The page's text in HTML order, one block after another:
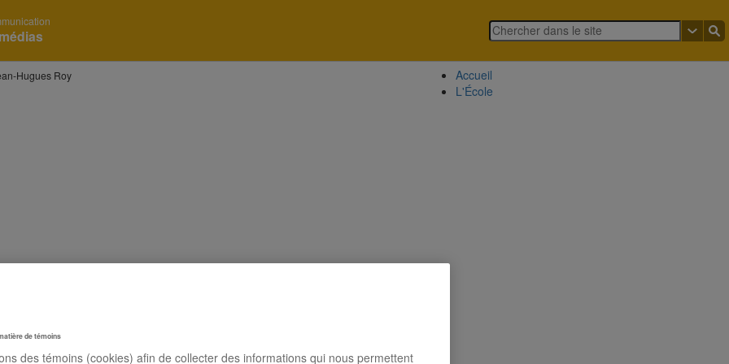
Hugues Roy
Accueil
L'École
de témoins
des témoins (cookies) afin de collecter des informations qui nous permettent